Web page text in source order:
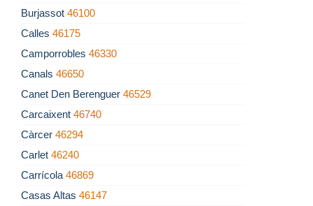
Burjassot 46100
Calles 46175
Camporrobles 46330
Canals 46650
Canet Den Berenguer 46529
Carcaixent 46740
Càrcer 46294
Carlet 46240
Carrícola 46869
Casas Altas 46147